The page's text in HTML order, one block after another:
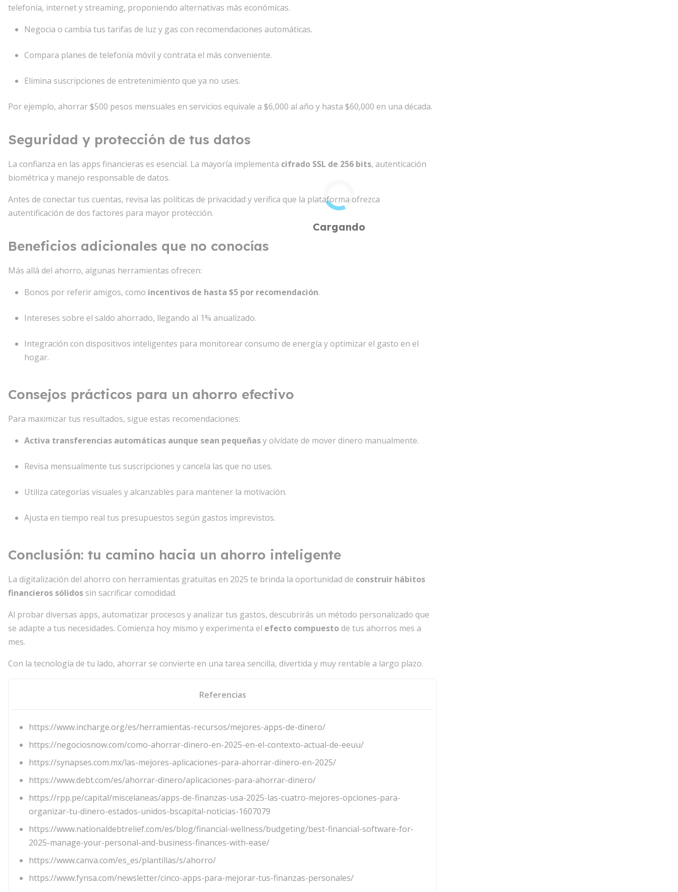
telefonía, internet y streaming, proponiendo alternativas más económicas.
Negocia o cambia tus tarifas de luz y gas con recomendaciones automáticas.
Compara planes de telefonía móvil y contrata el más conveniente.
Elimina suscripciones de entretenimiento que ya no uses.
Por ejemplo, ahorrar $500 pesos mensuales en servicios equivale a $6,000 al año y hasta $60,000 en una década.
Seguridad y protección de tus datos
La confianza en las apps financieras es esencial. La mayoría implementa cifrado SSL de 256 bits, autenticación
biométrica y manejo responsable de datos.
Antes de conectar tus cuentas, revisa las políticas de privacidad y verifica que la plataforma ofrezca
autentificación de dos factores para mayor protección.
Beneficios adicionales que no conocías
Más allá del ahorro, algunas herramientas ofrecen:
Bonos por referir amigos, como incentivos de hasta $5 por recomendación.
Intereses sobre el saldo ahorrado, llegando al 1% anualizado.
Integración con dispositivos inteligentes para monitorear consumo de energía y optimizar el gasto en el
hogar.
Consejos prácticos para un ahorro efectivo
Para maximizar tus resultados, sigue estas recomendaciones:
Activa transferencias automáticas aunque sean pequeñasy olvídate de mover dinero manualmente.
Revisa mensualmente tus suscripciones y cancela las que no uses.
Utiliza categorías visuales y alcanzables para mantener la motivación.
Ajusta en tiempo real tus presupuestos según gastos imprevistos.
Conclusión: tu camino hacia un ahorro inteligente
La digitalización del ahorro con herramientas gratuitas en 2025 te brinda la oportunidad de construir hábitos
financieros sólidos sin sacrificar comodidad.
Al probar diversas apps, automatizar procesos y analizar tus gastos, descubrirás un método personalizado que
se adapte a tus necesidades. Comienza hoy mismo y experimenta el efecto compuestode tus ahorros mes a
mes.
Con la tecnología de tu lado, ahorrar se convierte en una tarea sencilla, divertida y muy rentable a largo plazo.
Referencias
https://www.incharge.org/es/herramientas-recursos/mejores-apps-de-dinero/
https://negociosnow.com/como-ahorrar-dinero-en-2025-en-el-contexto-actual-de-eeuu/
https://synapses.com.mx/las-mejores-aplicaciones-para-ahorrar-dinero-en-2025/
https://www.debt.com/es/ahorrar-dinero/aplicaciones-para-ahorrar-dinero/
https://rpp.pe/capital/miscelaneas/apps-de-finanzas-usa-2025-las-cuatro-mejores-opciones-para-
organizar-tu-dinero-estados-unidos-bscapital-noticias-1607079
https://www.nationaldebtrelief.com/es/blog/financial-wellness/budgeting/best-financial-software-for-
2025-manage-your-personal-and-business-finances-with-ease/
https://www.canva.com/es_es/plantillas/s/ahorro/
https://www.fynsa.com/newsletter/cinco-apps-para-mejorar-tus-finanzas-personales/